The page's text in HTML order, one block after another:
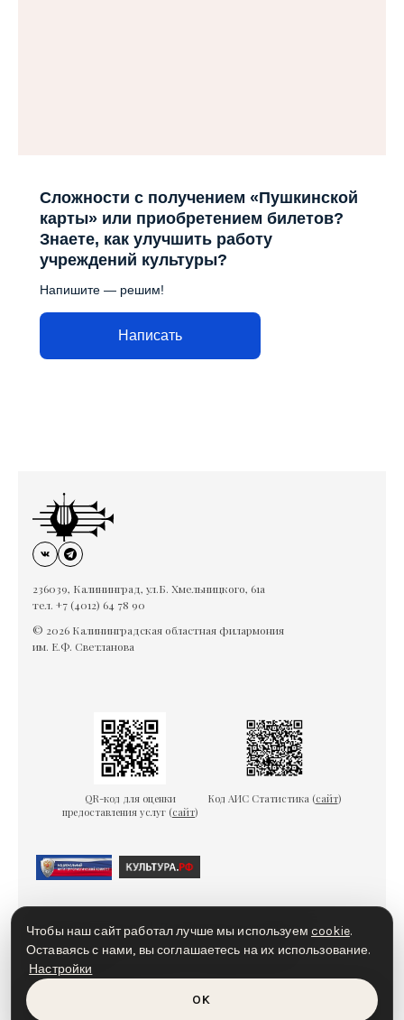
Сложности с получением «Пушкинской
карты» или приобретением билетов?
Знаете, как улучшить работу
учреждений культуры?
Напишите — решим!
Написать
236039, Калининград, ул.Б. Хмельницкого, 61а
тел. +7 (4012) 64 78 90
© 2026 Калининградская областная филармония
им. Е.Ф. Светланова
QR-код для оценки
предоставления услуг (сайт)
Код АИС Статистика (сайт)
Гарантии безопасности
Пользовательское соглашение
Политика конфиденциальности
Политика cookies
Доступная среда
Чтобы наш сайт работал лучше мы используемcookie.
Оставаясь с нами, вы соглашаетесь на их использование.
Настройки
OK